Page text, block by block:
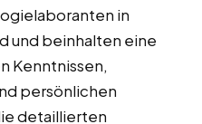
in
und beinhalten eine
Kenntnissen,
persönlichen
detaillierten